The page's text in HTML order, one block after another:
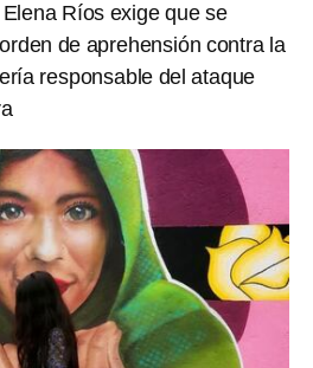
Ríos exige que se
de aprehensión contra la
responsable del ataque